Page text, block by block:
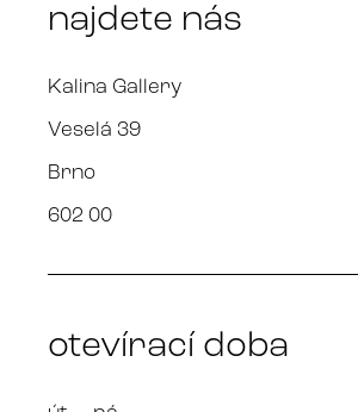
najdete nás
Kalina Gallery
Veselá 39
Brno
602 00
otevírací doba